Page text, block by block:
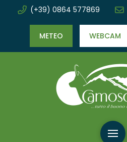
(+39) 0864 577869
METEO WEBCAM